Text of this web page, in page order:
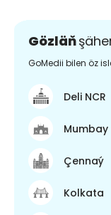
Gözläň
GoMedii bilen öz
Deli NCR
Mumbay
Çennaý
Kolkata